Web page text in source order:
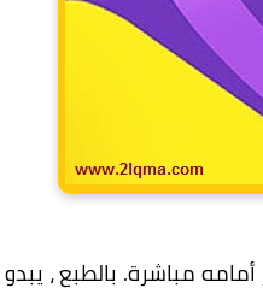
مباشرة. بالطبع ، يبدو